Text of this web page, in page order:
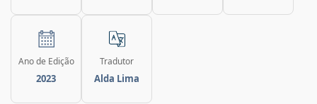
Ano de Edição
2023
Tradutor
Alda Lima